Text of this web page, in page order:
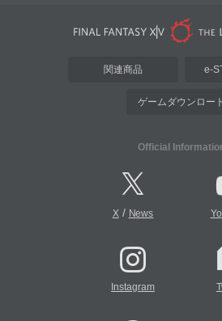
関連商品 e-
ゲームダウンロー
Official
X/ News
Instagram